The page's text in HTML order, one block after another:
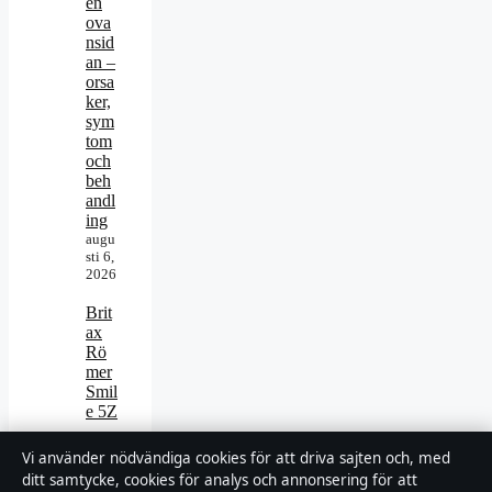
ova
nsid
an –
orsa
ker,
sym
tom
och
beh
andl
ing
augu
sti 6,
2026
Brit
ax
Rö
mer
Smil
e 5Z
–
pris,
spec
Vi använder nödvändiga cookies för att driva sajten och, med
ditt samtycke, cookies för analys och annonsering för att